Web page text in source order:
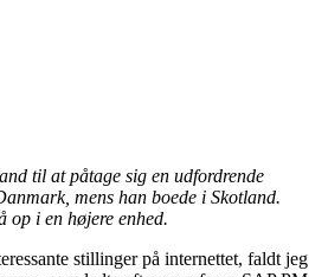
til at påtage sig en udfordrende
mens han boede i Skotland.
op i en højere enhed.
stillinger på internettet, faldt jeg